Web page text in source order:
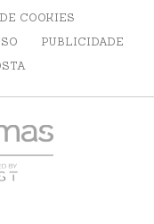
COOKIES
PUBLICIDADE